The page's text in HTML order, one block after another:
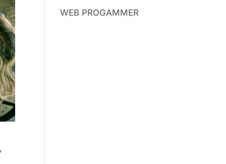
WEB PROGAMMER